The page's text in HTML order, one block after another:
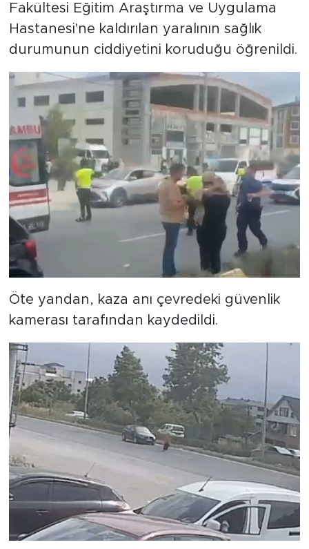
Fakültesi Eğitim Araştırma ve Uygulama
Hastanesi'ne kaldırılan yaralının sağlık
durumunun ciddiyetini koruduğu öğrenildi.
Öte yandan, kaza anı çevredeki güvenlik
kamerası tarafından kaydedildi.